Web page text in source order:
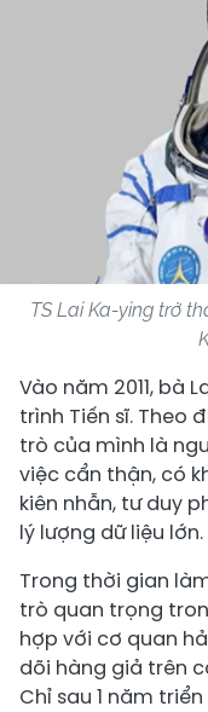
TS Lai Ka-ying trở
Vào năm 2011, bà
trình Tiến sĩ. Theo
trò của mình là
việc cẩn thận, có
kiên nhẫn, tư duy
lý lượng dữ liệu lớn.
Trong thời gian
trò quan trọng
hợp với cơ quan
dõi hàng giả trên
Chỉ sau 1 năm